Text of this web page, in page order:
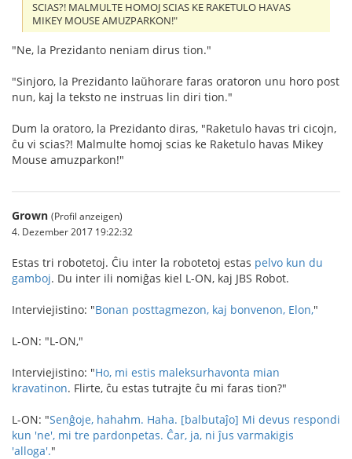
SCIAS?! MALMULTE HOMOJ SCIAS KE RAKETULO HAVAS
MIKEY MOUSE AMUZPARKON!"
"Ne, la Prezidanto neniam dirus tion."
"Sinjoro, la Prezidanto laŭhorare faras oratoron unu horo post
nun, kaj la teksto ne instruas lin diri tion."
Dum la oratoro, la Prezidanto diras, "Raketulo havas tri cicojn,
ĉu vi scias?! Malmulte homoj scias ke Raketulo havas Mikey
Mouse amuzparkon!"
Grown (Profil anzeigen)
4. Dezember 2017 19:22:32
Estas tri robotetoj. Ĉiu inter la robotetoj estas pelvo kun du
gamboj. Du inter ili nomiĝas kiel L-ON, kaj JBS Robot.
Interviejistino: "Bonan posttagmezon, kaj bonvenon, Elon,"
L-ON: "L-ON,"
Interviejistino: "Ho, mi estis maleksurhavonta mian
kravatinon. Flirte, ĉu estas tutrajte ĉu mi faras tion?"
L-ON: "Senĝoje, hahahm. Haha. [balbutaĵo] Mi devus respondi
kun 'ne', mi tre pardonpetas. Ĉar, ja, ni ĵus varmakigis
'alloga'."